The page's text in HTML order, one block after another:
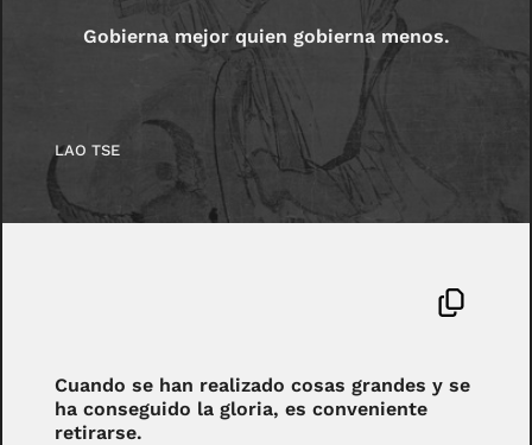
Gobierna mejor quien gobierna menos.
LAO TSE
Cuando se han realizado cosas grandes y se
ha conseguido la gloria, es conveniente
retirarse.